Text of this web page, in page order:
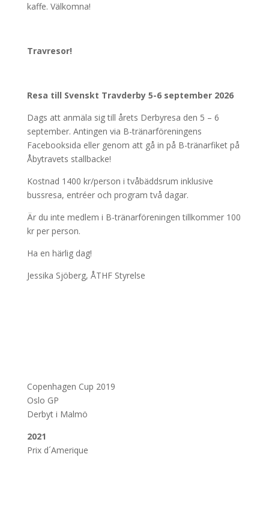
kaffe. Välkomna!
Travresor!
Resa till Svenskt Travderby 5-6 september 2026
Dags att anmäla sig till årets Derbyresa den 5 – 6
september. Antingen via B-tränarföreningens
Facebooksida eller genom att gå in på B-tränarfiket på
Åbytravets stallbacke!
Kostnad 1400 kr/person i tvåbäddsrum inklusive
bussresa, entréer och program två dagar.
Är du inte medlem i B-tränarföreningen tillkommer 100
kr per person.
Ha en härlig dag!
Jessika Sjöberg, ÅTHF Styrelse
Copenhagen Cup 2019
Oslo GP
Derbyt i Malmö
2021
Prix d´Amerique